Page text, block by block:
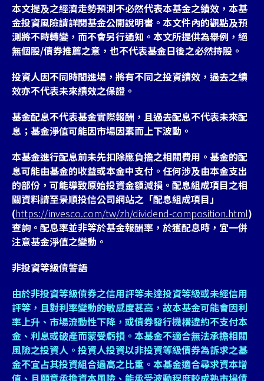
本文提及之經濟走勢預測不必然代表本基金之績效，本基
金投資風險請詳閱基金公開說明書。本文件內的觀點及預
測將不時轉變，而不會另行通知。本文所提供為舉例，絕
無個股/債券推薦之意，也不代表基金日後之必然持股。
投資人因不同時間進場，將有不同之投資績效，過去之績
效亦不代表未來績效之保證。
基金配息不代表基金實際報酬，且過去配息不代表未來配
息；基金淨值可能因市場因素而上下波動。
本基金進行配息前未先扣除應負擔之相關費用。基金的配
息可能由基金的收益或本金中支付。任何涉及由本金支出
的部份，可能導致原始投資金額減損。配息組成項目之相
關資料請至景順投信公司網站之「配息組成項目」
(https://invesco.com/tw/zh/dividend-composition.html)
查詢。配息率並非等於基金報酬率，於獲配息時，宜一併
注意基金淨值之變動。
非投資等級債警語
由於非投資等級債券之信用評等未達投資等級或未經信用
評等，且對利率變動的敏感度甚高，故本基金可能會因利
率上升、市場流動性下降，或債券發行機構違約不支付本
金、利息或破產而蒙受虧損。本基金不適合無法承擔相關
風險之投資人。投資人投資以非投資等級債券為訴求之基
金不宜占其投資組合過高之比重。本基金適合尋求資本增
值、且願意承擔資本風險、能承受波動程度較成熟市場債